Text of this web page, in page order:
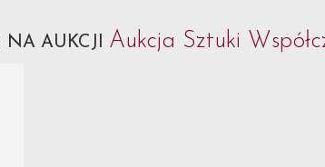
NA AUKCJI Aukcja Sztuki